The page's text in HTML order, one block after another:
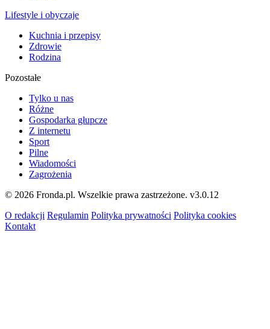
Lifestyle i obyczaje
Kuchnia i przepisy
Zdrowie
Rodzina
Pozostałe
Tylko u nas
Różne
Gospodarka głupcze
Z internetu
Sport
Pilne
Wiadomości
Zagrożenia
© 2026 Fronda.pl. Wszelkie prawa zastrzeżone. v3.0.12
O redakcji Regulamin Polityka prywatności Polityka cookies
Kontakt